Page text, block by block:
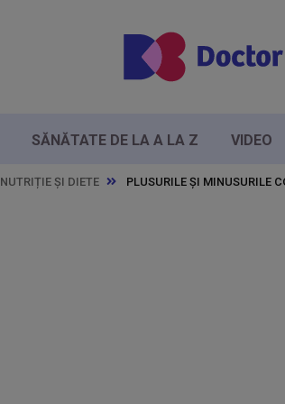
SĂNĂTATE DE LA A LA Z VIDEO
NUTRIȚIE ȘI DIETE PLUSURILE ȘI MINUSURILE